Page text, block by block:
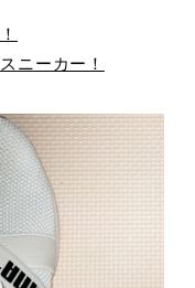
ニーカー！